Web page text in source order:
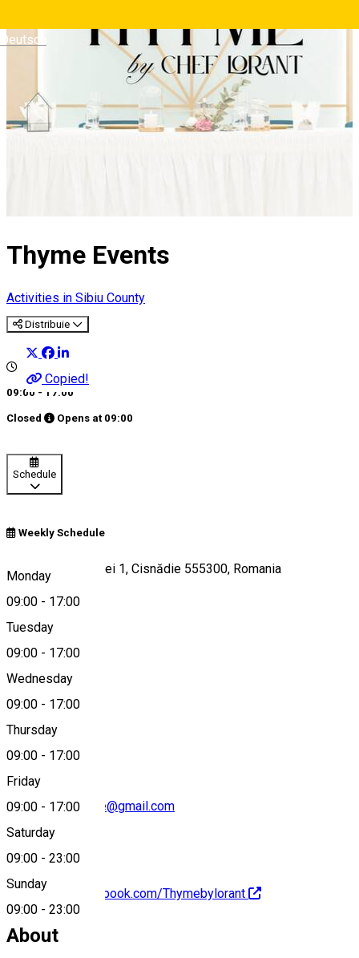
Deutsch
Thyme Events
Activities in Sibiu County
Distribuie
Copied!
09:00 - 17:00
Closed Opens at 09:00
Schedule
Weekly Schedule
Monday
09:00 - 17:00
Tuesday
09:00 - 17:00
Wednesday
09:00 - 17:00
Thursday
09:00 - 17:00
Friday
09:00 - 17:00
Saturday
09:00 - 23:00
Sunday
09:00 - 23:00
Strada Transilvaniei 1, Cisnădie 555300, Romania
Map
Thymeexperience@gmail.com
https://www.facebook.com/Thymebylorant
About